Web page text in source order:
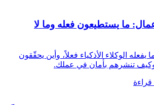
ما يستطيعون فعله وما لا
يفعله الوكلاء الأذكياء فعلاً، وأين يحقّقون
وكيف تنشرهم بأمان في عملك.